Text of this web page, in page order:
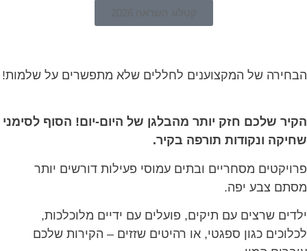
קטלוג השראה 2026
הבחירה של המקצוענים לחללים שלא מתפשרים על שלמות!
הקיר שלכם חזק יותר מהבלגן של היום-יום! הסוף לסימני
שחיקה ונקודות תורפה בקיר.
פרויקטים מסחריים ובתים עמוסי פעילות דורשים יותר
מסתם צבע יפה.
ילדים שרצים עם תיקים, פועלים עם ידיים מלוכלכות,
לכלוכים כגון ספגטי, או רהיטים שזזים – הקירות שלכם